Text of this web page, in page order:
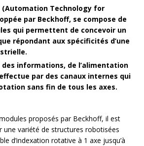
(Automation Technology for
par Beckhoff, se compose de
qui permettent de concevoir un
répondant aux spécificités d’une
informations, de l’alimentation
par des canaux internes qui
sans fin de tous les axes.
proposés par Beckhoff, il est
une variété de structures robotisées
d’indexation rotative à 1 axe jusqu’à